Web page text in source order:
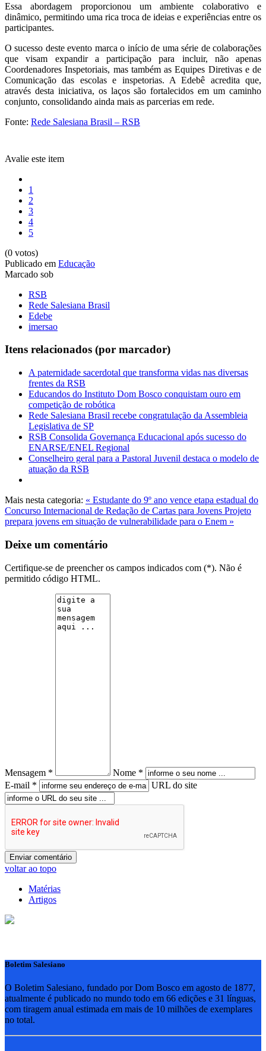
Essa abordagem proporcionou um ambiente colaborativo e
dinâmico, permitindo uma rica troca de ideias e experiências entre os
participantes.
O sucesso deste evento marca o início de uma série de colaborações
que visam expandir a participação para incluir, não apenas
Coordenadores Inspetoriais, mas também as Equipes Diretivas e de
Comunicação das escolas e inspetorias. A Edebê acredita que,
através desta iniciativa, os laços são fortalecidos em um caminho
conjunto, consolidando ainda mais as parcerias em rede.
Fonte: Rede Salesiana Brasil – RSB
Avalie este item
1
2
3
4
5
(0 votos)
Publicado em Educação
Marcado sob
RSB
Rede Salesiana Brasil
Edebe
imersao
Itens relacionados (por marcador)
A paternidade sacerdotal que transforma vidas nas diversas
frentes da RSB
Educandos do Instituto Dom Bosco conquistam ouro em
competição de robótica
Rede Salesiana Brasil recebe congratulação da Assembleia
Legislativa de SP
RSB Consolida Governança Educacional após sucesso do
ENARSE/ENEL Regional
Conselheiro geral para a Pastoral Juvenil destaca o modelo de
atuação da RSB
Mais nesta categoria: « Estudante do 9º ano vence etapa estadual do
Concurso Internacional de Redação de Cartas para Jovens Projeto
prepara jovens em situação de vulnerabilidade para o Enem »
Deixe um comentário
Certifique-se de preencher os campos indicados com (*). Não é
permitido código HTML.
Mensagem *
Nome *
E-mail *
URL do site
voltar ao topo
Matérias
Artigos
Boletim Salesiano
O Boletim Salesiano, fundado por Dom Bosco em agosto de 1877,
atualmente é publicado no mundo todo em 66 edições e 31 línguas,
com tiragem anual estimada em mais de 10 milhões de exemplares
no total.